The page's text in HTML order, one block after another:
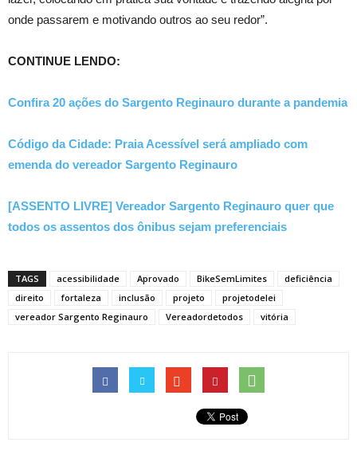
onde passarem e motivando outros ao seu redor”.
CONTINUE LENDO:
Confira 20 ações do Sargento Reginauro durante a pandemia
Código da Cidade: Praia Acessível será ampliado com
emenda do vereador Sargento Reginauro
[ASSENTO LIVRE] Vereador Sargento Reginauro quer que
todos os assentos dos ônibus sejam preferenciais
TAGS acessibilidade Aprovado BikeSemLimites
deficiência
direito
fortaleza inclusão projeto
projetodelei
vereador Sargento Reginauro
Vereadordetodos vitória